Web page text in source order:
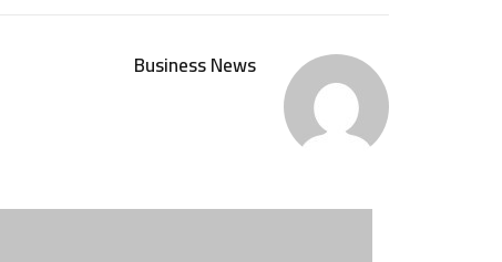
Business News